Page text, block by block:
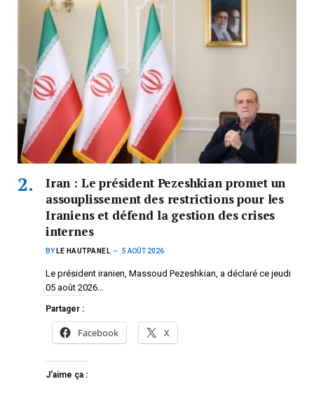
Iran : Le président Pezeshkian promet un
assouplissement des restrictions pour les
Iraniens et défend la gestion des crises
internes
BY LE HAUTPANEL 5 AOÛT 2026
Le président iranien, Massoud Pezeshkian, a déclaré ce jeudi
05 août 2026…
Partager :
Facebook X
J’aime ça :